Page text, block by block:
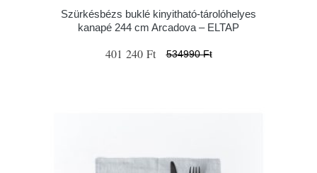
Szürkésbézs buklé kinyitható-tárolóhelyes
kanapé 244 cm Arcadova – ELTAP
401 240 Ft 534990 Ft